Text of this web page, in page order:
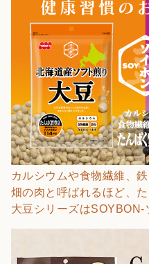
カルシウムや食物繊維、
畑の肉と呼ばれるほど、
大豆シリーズはSOYBON-